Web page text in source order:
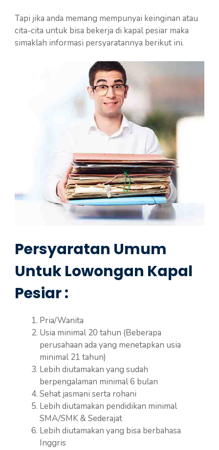
Tapi jika anda memang mempunyai keinginan atau
cita-cita untuk bisa bekerja di kapal pesiar maka
simaklah informasi persyaratannya berikut ini.
Persyaratan Umum
Untuk Lowongan Kapal
Pesiar :
Pria/Wanita
Usia minimal 20 tahun (Beberapa
perusahaan ada yang menetapkan usia
minimal 21 tahun)
Lebih diutamakan yang sudah
berpengalaman minimal 6 bulan
Sehat jasmani serta rohani
Lebih diutamakan pendidikan minimal
SMA/SMK & Sederajat
Lebih diutamakan yang bisa berbahasa
Inggris